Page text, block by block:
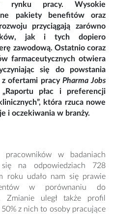
rynku pracy. Wysokie
pakiety benefitów oraz
przyciągają zarówno
jak i tych dopiero
zawodową. Ostatnio coraz
farmaceutycznych otwiera
się do powstania
z ofertami pracy Pharma Jobs
płac i preferencji
która rzuca nowe
i oczekiwania w branży.
w badaniach
na odpowiedziach 728
roku udało nam się prawie
w porównaniu do
Zmianie uległ także profil
z nich to osoby pracujące